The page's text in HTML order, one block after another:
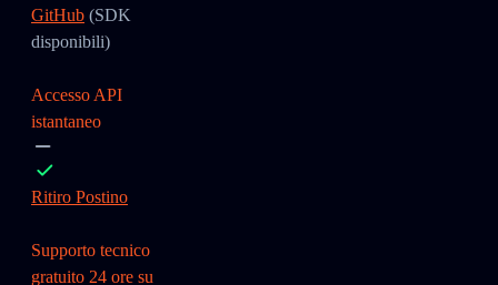
GitHub (SDK
disponibili)
Accesso API
istantaneo
Ritiro Postino
Supporto tecnico
gratuito 24 ore su